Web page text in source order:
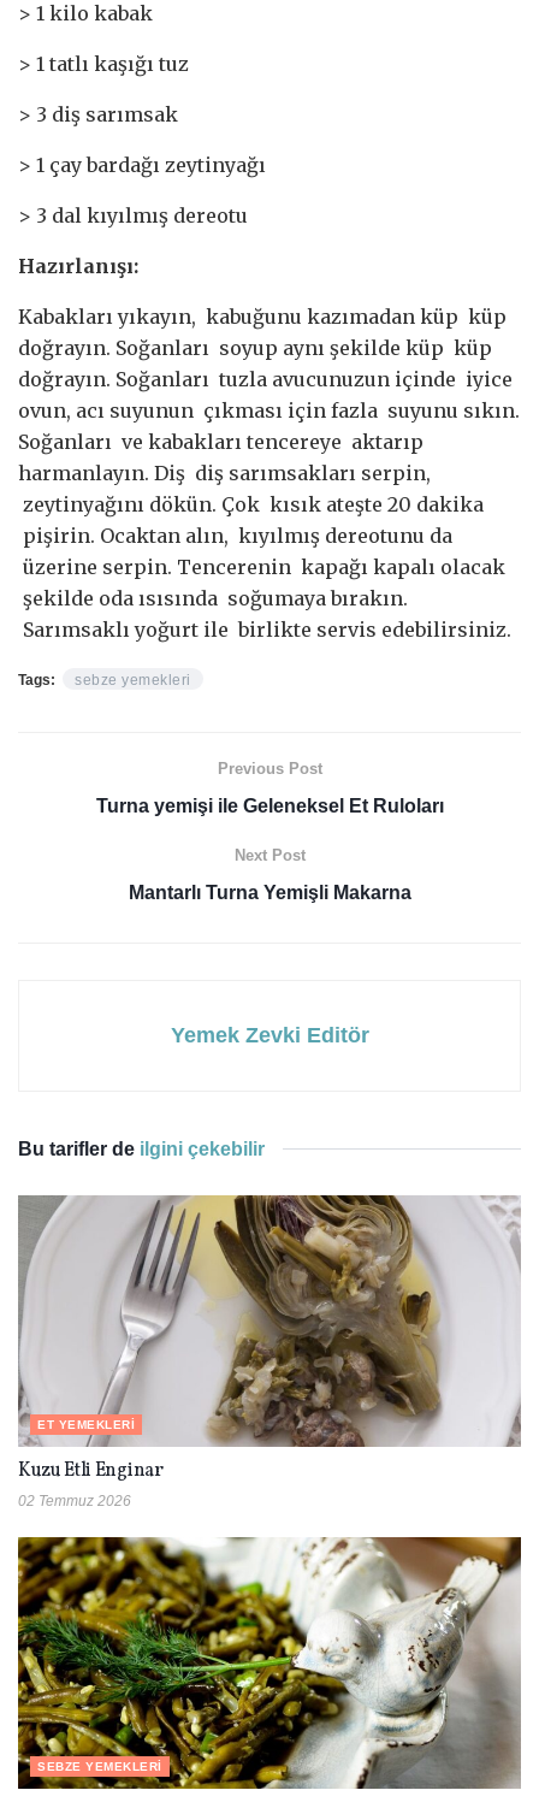
> 1 kilo kabak
> 1 tatlı kaşığı tuz
> 3 diş sarımsak
> 1 çay bardağı zeytinyağı
> 3 dal kıyılmış dereotu
Hazırlanışı:
Kabakları yıkayın, kabuğunu kazımadan küp küp
doğrayın. Soğanları soyup aynı şekilde küp küp
doğrayın. Soğanları tuzla avucunuzun içinde iyice
ovun, acı suyunun çıkması için fazla suyunu sıkın.
Soğanları ve kabakları tencereye aktarıp
harmanlayın. Diş diş sarımsakları serpin,
zeytinyağını dökün. Çok kısık ateşte 20 dakika
pişirin. Ocaktan alın, kıyılmış dereotunu da
üzerine serpin. Tencerenin kapağı kapalı olacak
şekilde oda ısısında soğumaya bırakın.
Sarımsaklı yoğurt ile birlikte servis edebilirsiniz.
Tags: sebze yemekleri
Previous Post
Turna yemişi ile Geleneksel Et Ruloları
Next Post
Mantarlı Turna Yemişli Makarna
Yemek Zevki Editör
Bu tarifler de ilgini çekebilir
ET YEMEKLERI
Kuzu Etli Enginar
02 Temmuz 2026
SEBZE YEMEKLERI